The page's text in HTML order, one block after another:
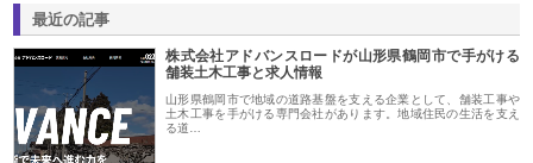
最近の記事
株式会社アドバンスロードが山形県鶴岡市で手がける
舗装土木工事と求人情報
山形県鶴岡市で地域の道路基盤を支える企業として、舗装工事や
土木工事を手がける専門会社があります。地域住民の生活を支え
る道…